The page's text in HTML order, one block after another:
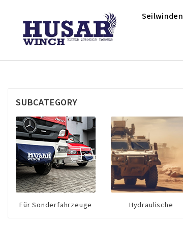
Seilwinden
SUBCATEGORY
Für Sonderfahrzeuge Hydraulische